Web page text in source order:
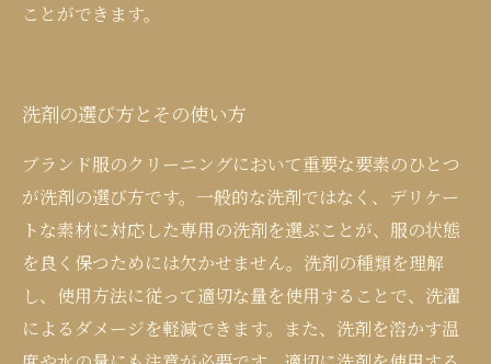
ことができます。
洗剤の選び方とその使い方
ブランド服のクリーニングにおいて重要な要素のひとつ
が洗剤の選び方です。一般的な洗剤ではなく、デリケー
トな素材に対応した専用の洗剤を選ぶことが、服の状態
を良く保つためには欠かせません。洗剤の種類を理解
し、使用方法に従って適切な量を使用することで、洗濯
によるダメージを軽減できます。また、洗剤を溶かす温